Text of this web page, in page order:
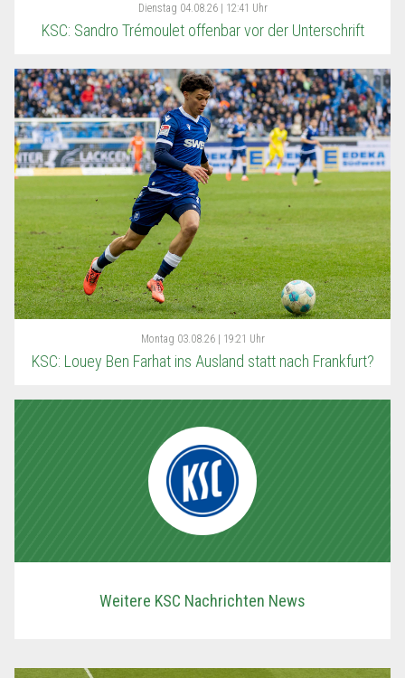
Dienstag 04.08.26 | 12:41 Uhr
KSC: Sandro Trémoulet offenbar vor der Unterschrift
Montag 03.08.26 | 19:21 Uhr
KSC: Louey Ben Farhat ins Ausland statt nach Frankfurt?
Weitere KSC Nachrichten News